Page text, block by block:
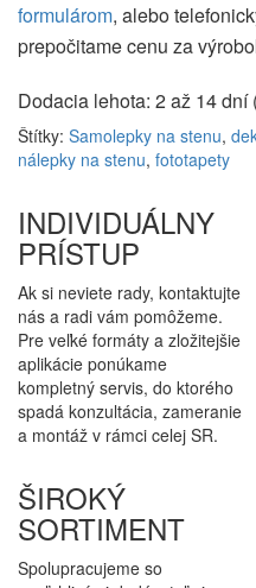
formulárom, alebo
prepočitame cenu za
Dodacia lehota: 2 až 14 dní
Štítky: Samolepky na stenu,
nálepky na stenu, fototapety
INDIVIDUÁLNY
PRÍSTUP
Ak si neviete rady, kontaktujte
nás a radi vám pomôžeme.
Pre veľké formáty a zložitejšie
aplikácie ponúkame
kompletný servis, do ktorého
spadá konzultácia, zameranie
a montáž v rámci celej SR.
ŠIROKÝ
SORTIMENT
Spolupracujeme so